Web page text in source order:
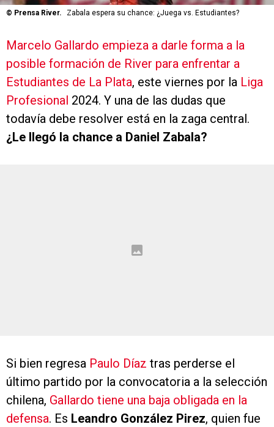
© Prensa River. Zabala espera su chance: ¿Juega vs. Estudiantes?
Marcelo Gallardo empieza a darle forma a la
posible formación de River para enfrentar a
Estudiantes de La Plata, este viernes por la Liga
Profesional 2024. Y una de las dudas que
todavía debe resolver está en la zaga central.
¿Le llegó la chance a Daniel Zabala?
Si bien regresa Paulo Díaz tras perderse el
último partido por la convocatoria a la selección
chilena, Gallardo tiene una baja obligada en la
defensa. Es Leandro González Pirez, quien fue